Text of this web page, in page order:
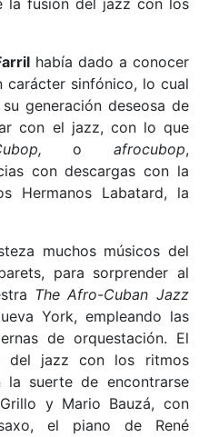
la fusión del jazz con los
había dado a conocer
sinfónico, lo cual
generación deseosa de
con el jazz, con lo que
o afrocubop,
con descargas con la
Hermanos Labatard, la
muchos músicos del
para sorprender al
The Afro-Cuban Jazz
York, empleando las
de orquestación. El
del jazz con los ritmos
la suerte de encontrarse
y Mario Bauzá, con
el piano de René